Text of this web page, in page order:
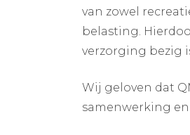
van zowel
belasting.
verzorging bezig
Wij geloven dat
samenwerking